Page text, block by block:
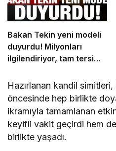
Bakan Tekin yeni modeli
duyurdu! Milyonları
ilgilendiriyor, tam tersi
Hazırlanan kandil
öncesinde hep birlikte
ikramıyla tamamlanan
keyifli vakit geçirdi hem
birlikte yaşadı.